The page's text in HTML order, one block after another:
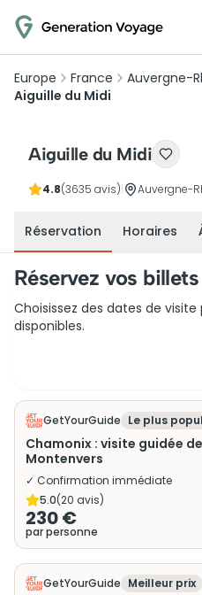
Europe France
Auvergne-
Aiguille du Midi
Aiguille du Midi
4.8(3635 avis) Auvergne-
Réservation Horaires
Réservez vos billets
Choisissez des dates de
disponibles.
GetYourGuide Le plus
Chamonix : visite guidée
Montenvers
✓ Confirmation immédiate
5.0(20 avis)
230 €
par personne
GetYourGuide Meilleur prix